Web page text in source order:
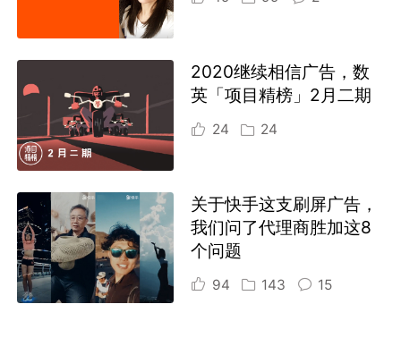
2020继续相信广告，数
英「项目精榜」2月二期
24 24
关于快手这支刷屏广告，
我们问了代理商胜加这8
个问题
94 143 15